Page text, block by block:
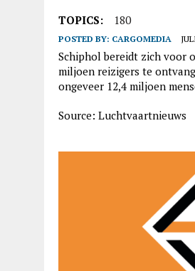
TOPICS: 180
POSTED BY: CARGOMEDIA
Schiphol bereidt zich voor
miljoen reizigers te
ongeveer 12,4 miljoen
Source: Luchtvaartnieuws